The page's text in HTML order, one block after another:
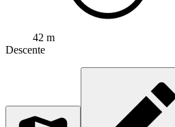
42 m
Descente